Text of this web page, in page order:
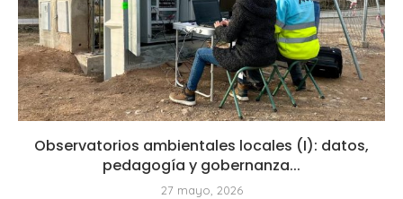
Observatorios ambientales locales (I): datos,
pedagogía y gobernanza...
27 mayo, 2026